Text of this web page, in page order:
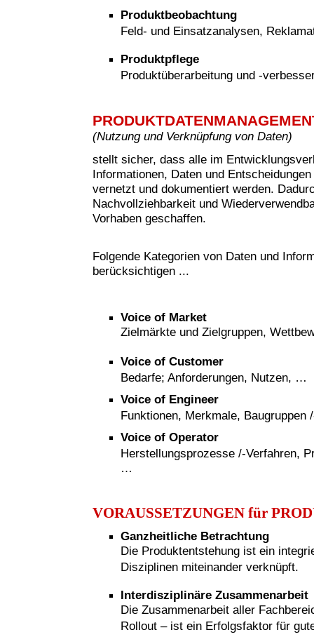
Produktbeobachtung
Feld- und Einsatzanalysen,
Produktpflege
Produktüberarbeitung und -
(Nutzung und Verknüpfung von Daten)
stellt sicher, dass alle im
Informationen, Daten und
vernetzt und dokumentiert werden.
Nachvollziehbarkeit und
Vorhaben geschaffen.
Folgende Kategorien von Daten und
berücksichtigen ...
Voice of Market
Zielmärkte und Zielgruppen,
Voice of Customer
Bedarfe; Anforderungen, Nutzen, …
Voice of Engineer
Funktionen, Merkmale,
Voice of Operator
Herstellungsprozesse /-Verfahren,
VORAUSSETZUNGEN für
Ganzheitliche Betrachtung
Die Produktentstehung ist ein
Disziplinen miteinander verknüpft.
Interdisziplinäre Zusammenarbeit
Die Zusammenarbeit aller
Rollout – ist ein Erfolgsfaktor für